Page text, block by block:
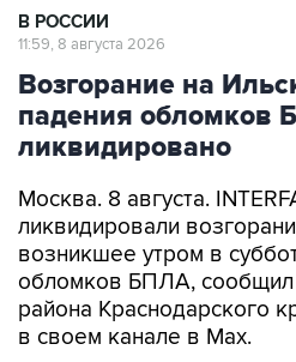
В РОССИИ
11:59, 8 августа 2026
Возгорание на
падения обломков
ликвидировано
Москва. 8 августа.
ликвидировали
возникшее утром в
обломков БПЛА, сообщил
района Краснодарского
в своем канале в Max.